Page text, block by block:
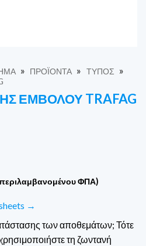
» ΠΡΟΪΌΝΤΑ » ΤΎΠΟΣ »
ΕΜΒΌΛΟΥ TRAFAG
ΦΠΑ)
→
των αποθεμάτων; Τότε
τη ζωντανή